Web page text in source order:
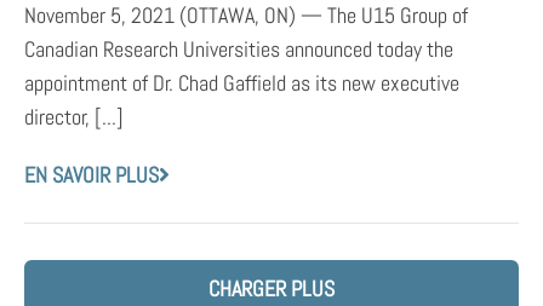
November 5, 2021 (OTTAWA, ON) — The U15 Group of
Canadian Research Universities announced today the
appointment of Dr. Chad Gaffield as its new executive
director, [...]
EN SAVOIR PLUS
CHARGER PLUS